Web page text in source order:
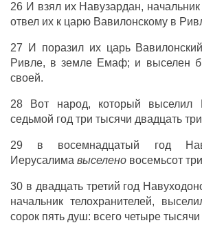
26 И взял их Навузардан, начальник
отвел их к царю Вавилонскому в
27 И поразил их царь
Ривле, в земле Емаф; и выселен
своей.
28 Вот народ, который выселил
седьмой год три тысячи двадцать
29 в восемнадцатый год
Иерусалима выселеновосемьсот
30 в двадцать третий год
начальник телохранителей,
сорок пять душ: всего четыре